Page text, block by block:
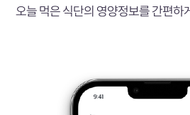
오늘 먹은 식단의 영양정보를 간편하